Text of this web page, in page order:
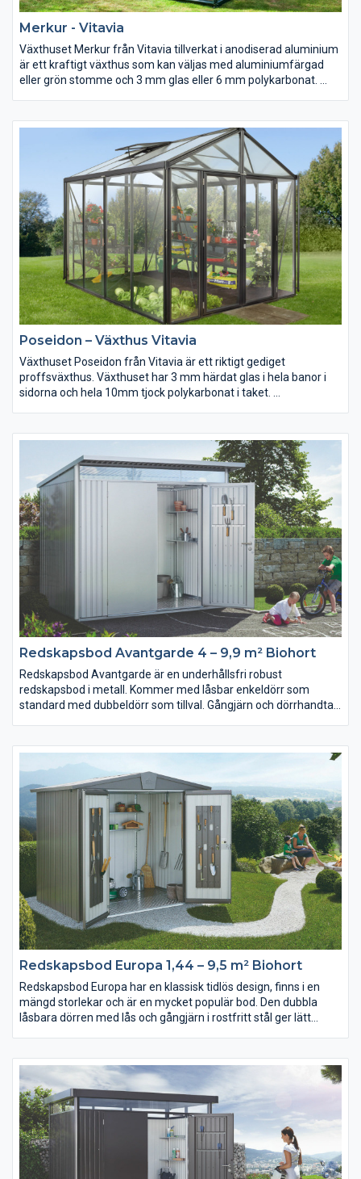
Merkur - Vitavia
Växthuset Merkur från Vitavia tillverkat i anodiserad aluminium
är ett kraftigt växthus som kan väljas med aluminiumfärgad
eller grön stomme och 3 mm glas eller 6 mm polykarbonat.
Merkur har en låsbar skjutdörr upphängd på hjul för lätt öppning
och stängning. Dörren kan placeras med öppning åt höger eller
vänster och spärras i mellanläge för ventilation.
Poseidon – Växthus Vitavia
Växthuset Poseidon från Vitavia är ett riktigt gediget
proffsväxthus. Växthuset har 3 mm härdat glas i hela banor i
sidorna och hela 10mm tjock polykarbonat i taket.
solbeständiga 10 mm tjocka polykarbonaten ger växthuset
extra styrka. Den höga sidohöjden ger full ståhöjd i hela huset.
Växthuset levereras med svartlackerade profiler. Den delbara
dubbeldörren ger full tillgång till hela växthuset om det så är
med skottkärra eller rullstol och tillsammans med de 3
takluckorna ger det goda möjligheter till anpassad ventilering.
Redskapsbod Avantgarde 4 – 9,9 m² Biohort
Redskapsbod Avantgarde är en underhållsfri robust
redskapsbod i metall. Kommer med låsbar enkeldörr som
standard med dubbeldörr som tillval. Gångjärn och dörrhandtag
beständiga material och är konstruerad med sidor av
Varmförzinkad, polyamidbelagd stålplåt och med alla skruvar i
rostfritt stål. Med sin unika konstruktion med en akrylglas-täckt
spalt framtill under det utskjutande taket släpps dagsljuset
effektivt in.
Finns i färgerna metallic-silver, metallic kvarts-grå och metallic-
mörkgrå.
Redskapsbod Europa 1,44 – 9,5 m² Biohort
Redskapsbod Europa har en klassisk tidlös design, finns i en
mängd storlekar och är en mycket populär bod. Den dubbla
låsbara dörren med lås och gångjärn i rostfritt stål ger lätt
minimalt underhåll har bidragit till dess popularitet. Boden är
tillverkad av varmgalvaniserad polyamid-täckt stålplåt och
monteras med rostfria skruvar. Redskapsboden är också
extremt stabil och är testad för snöbelastningar på upp till 150
kg/m² samt vindar på upp till 42 m/s.
Finns i färgerna metallic-silver, metallic kvarts-grå, metallic-
mörkgrå och mörkgrön.